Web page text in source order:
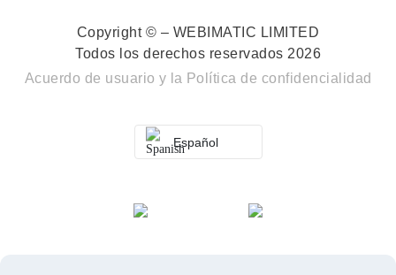
Copyright © – WEBIMATIC LIMITED
Todos los derechos reservados 2026
Acuerdo de usuario y la Política de confidencialidad
Español